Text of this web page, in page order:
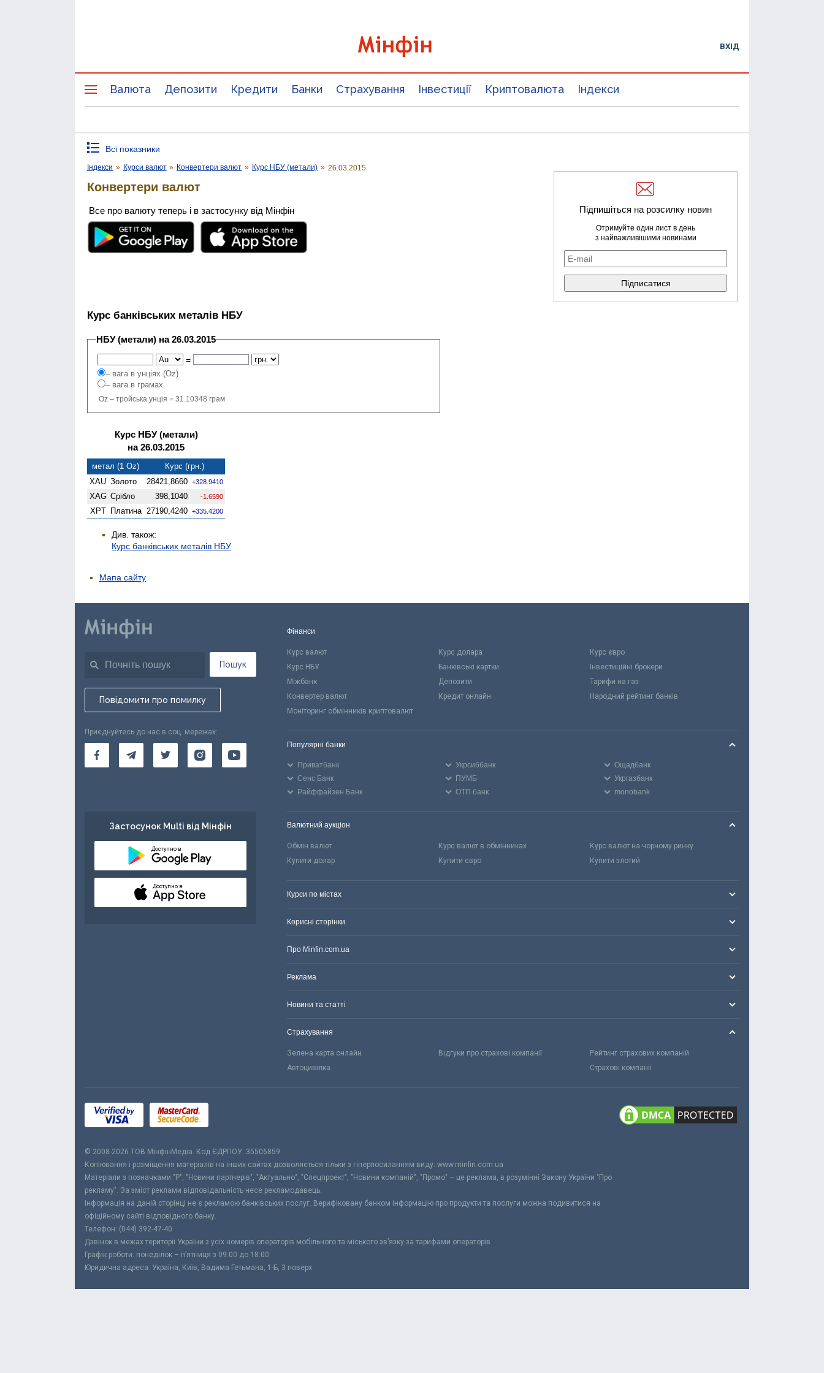
ВХІД
Валюта Депозити Кредити Банки Страхування Інвестиції Криптовалюта Індекси
Всі показники
Індекси » Курси валют » Конвертери валют » Курс НБУ (метали) » 26.03.2015
Конвертери валют
Все про валюту теперь і в застосунку від Мінфін
Курс банківських металів НБУ
НБУ (метали) на 26.03.2015
=
– вага в унціях (Oz)
– вага в грамах
Oz – тройська унція = 31.10348 грам
Курс НБУ (метали)
на 26.03.2015
метал (1 Oz)
Курс (грн.)
XAU Золото 28421,8660 +328.9410
XAG Срібло 398,1040 -1.6590
XPT Платина 27190,4240 +335.4200
Див. також:
Курс банківських металів НБУ
Підпишіться на розсилку новин
Отримуйте один лист в день
з найважливішими новинами
Мапа сайту
Пошук
Повідомити про помилку
Приєднуйтесь до нас в соц. мережах:
Застосунок Multi від Мінфін
Доступно в
Доступно в
Фінанси
Курс валют Курс долара
Курс євро
Курс НБУ
Банківські картки
Інвестиційні брокери
Міжбанк
Депозити
Тарифи на газ
Конвертер валют
Кредит онлайн
Народний рейтинг банків
Моніторинг обмінників криптовалют
Популярні банки
Приватбанк Укрсиббанк
Ощадбанк
Сенс Банк
ПУМБ
Укргазбанк
Райффайзен Банк
ОТП банк monobank
Валютний аукціон
Обмін валют Курс валют в обмінниках
Курс валют на чорному ринку
Купити долар
Купити євро Купити злотий
Курси по містах
Корисні сторінки
Про Minfin.com.ua
Реклама
Новини та статті
Страхування
Зелена карта онлайн Відгуки про страхові компанії
Рейтинг страхових компаній
Автоцивілка
Страхові компанії
© 2008-2026 ТОВ МiнфiнМедiа. Код ЄДРПОУ: 35506859
Копіювання і розміщення матеріалів на інших сайтах дозволяється тільки з гіперпосиланням виду: www.minfin.com.ua
Матеріали з позначками "Р", "Новини партнерів", "Актуально", "Спецпроект", "Новини компаній", "Промо" – це реклама, в розумінні Закону України "Про
рекламу". За зміст реклами відповідальність несе рекламодавець.
Інформація на даній сторінці не є рекламою банківських послуг. Верифіковану банком інформацію про продукти та послуги можна подивитися на
офіційному сайті відповідного банку.
Телефон: (044) 392-47-40
Дзвінок в межах території України з усіх номерів операторів мобільного та міського зв’язку за тарифами операторів
Графік роботи: понеділок – п’ятниця з 09:00 до 18:00
Юридична адреса: Україна, Київ, Вадима Гетьмана, 1-Б, 3 поверх